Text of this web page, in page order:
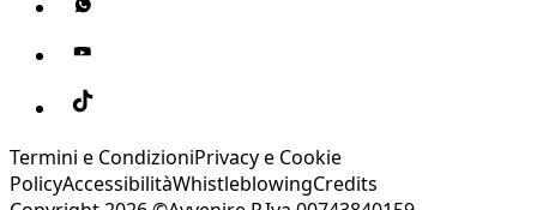
Termini e CondizioniPrivacy e Cookie
PolicyAccessibilitàWhistleblowingCredits